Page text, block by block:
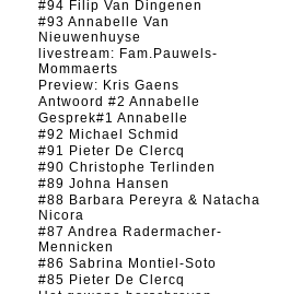
#94 Filip Van Dingenen
#93 Annabelle Van
Nieuwenhuyse
livestream: Fam.Pauwels-
Mommaerts
Preview: Kris Gaens
Antwoord #2 Annabelle
Gesprek#1 Annabelle
#92 Michael Schmid
#91 Pieter De Clercq
#90 Christophe Terlinden
#89 Johna Hansen
#88 Barbara Pereyra & Natacha
Nicora
#87 Andrea Radermacher-
Mennicken
#86 Sabrina Montiel-Soto
#85 Pieter De Clercq